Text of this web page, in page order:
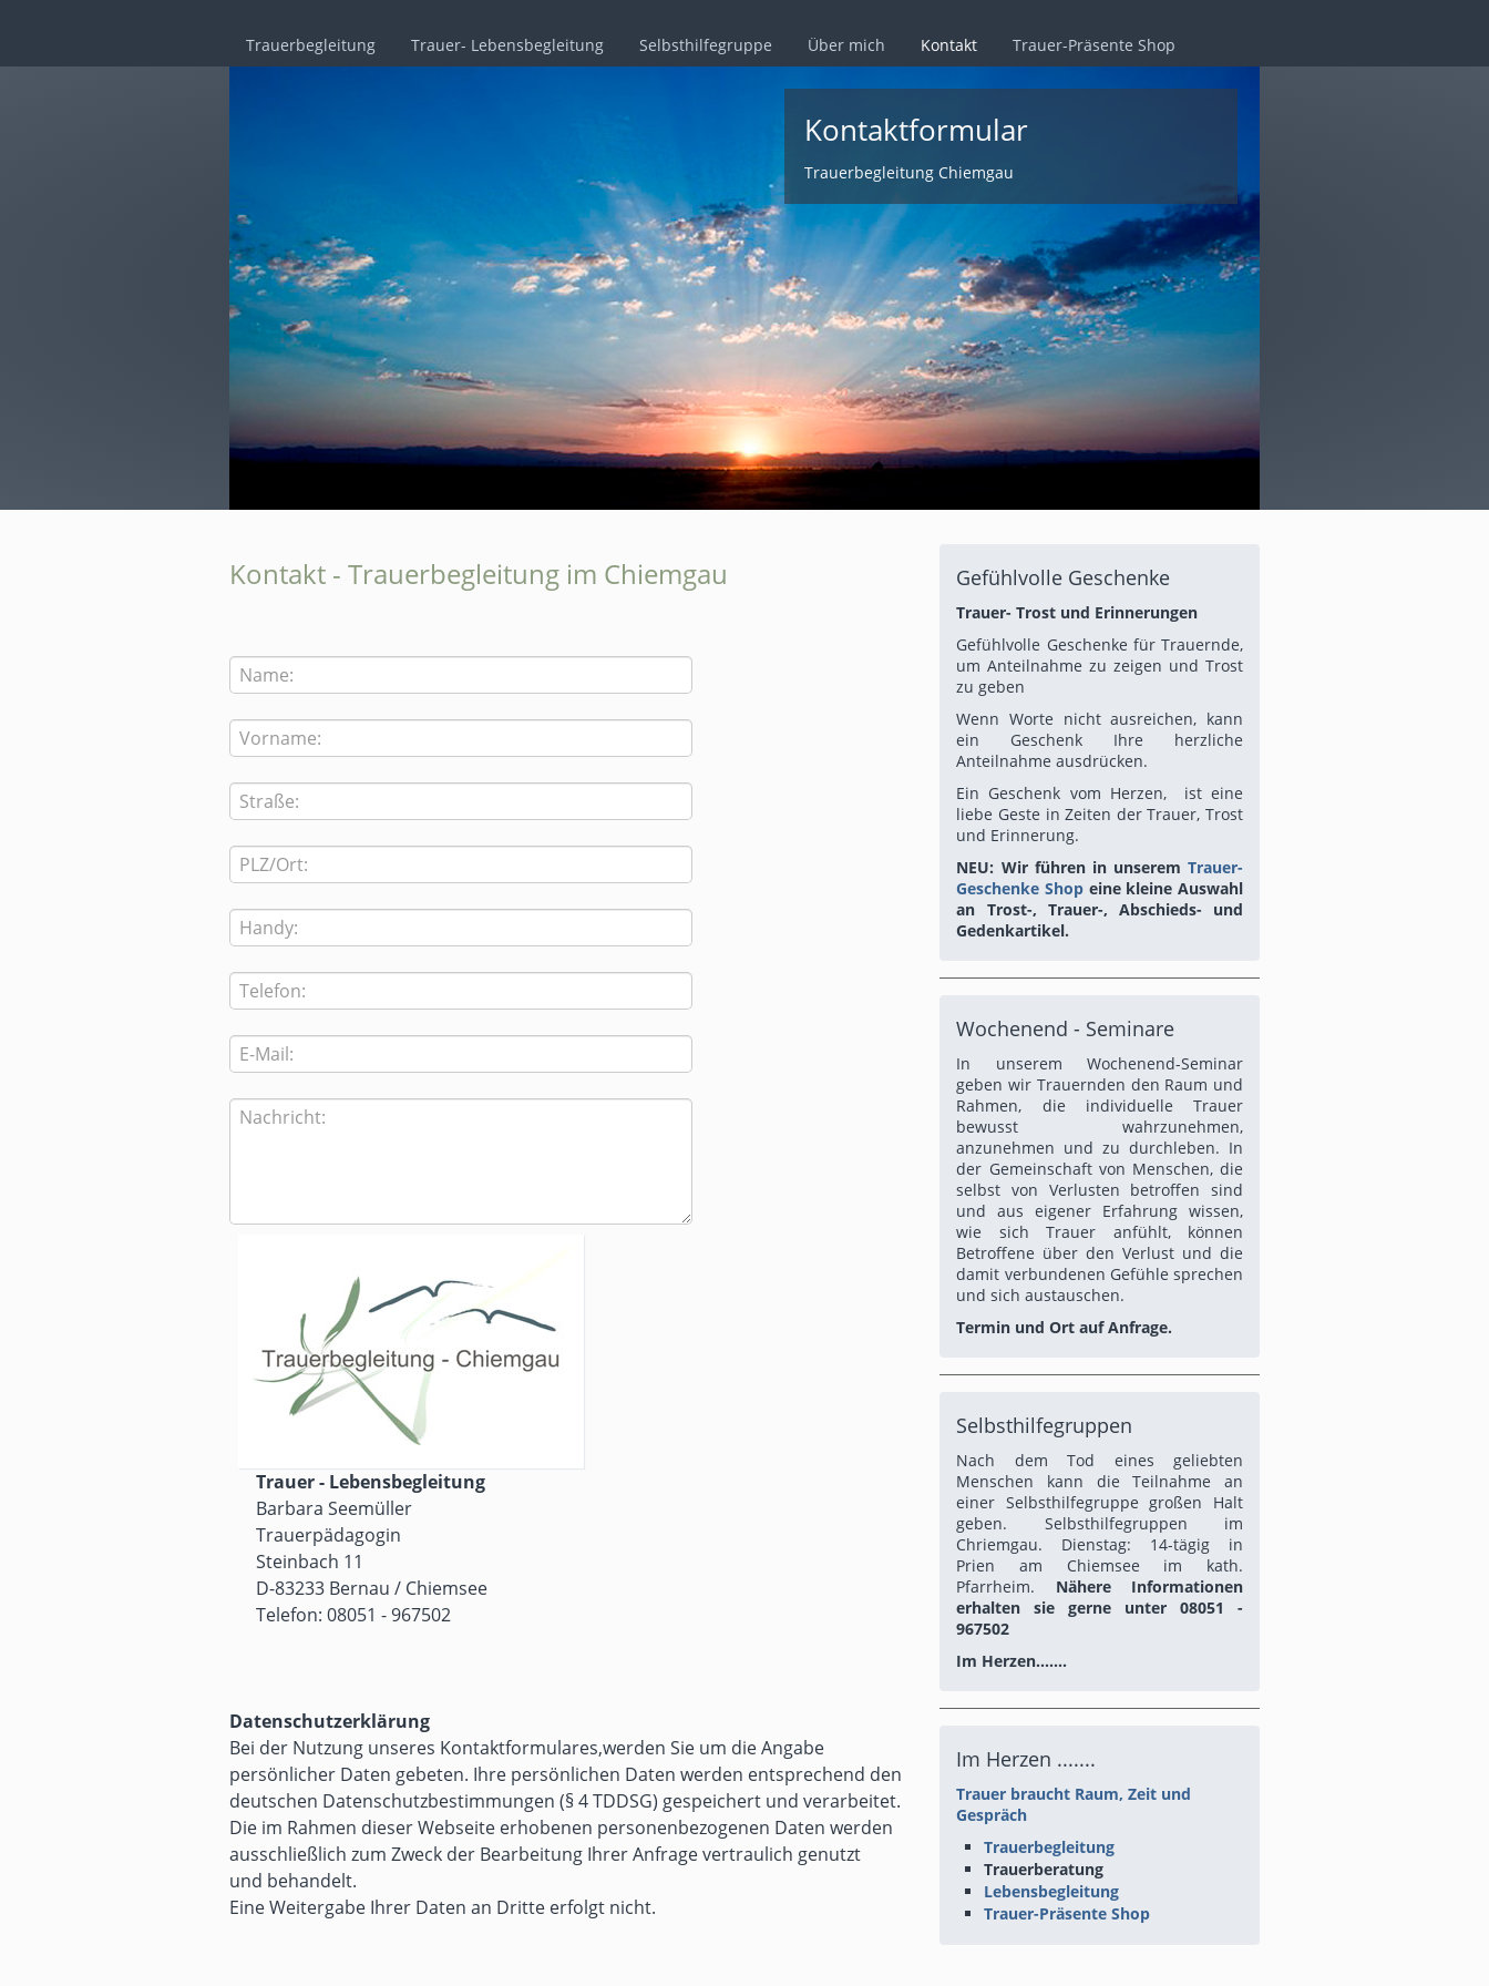
Trauerbegleitung Trauer- Lebensbegleitung Selbsthilfegruppe Über mich Kontakt Trauer-Präsente Shop
Kontaktformular
Trauerbegleitung Chiemgau
Gefühlvolle Geschenke
Trauer- Trost und Erinnerungen
Gefühlvolle Geschenke für Trauernde,
um Anteilnahme zu zeigen und Trost
zu geben
Wenn Worte nicht ausreichen, kann
ein Geschenk Ihre herzliche
Anteilnahme ausdrücken.
Ein Geschenk vom Herzen, ist eine
liebe Geste in Zeiten der Trauer, Trost
und Erinnerung.
NEU: Wir führen in unserem Trauer-
Geschenke Shop eine kleine Auswahl
an Trost-, Trauer-, Abschieds- und
Gedenkartikel.
Wochenend - Seminare
In unserem Wochenend-Seminar
geben wir Trauernden den Raum und
Rahmen, die individuelle Trauer
bewusst wahrzunehmen,
anzunehmen und zu durchleben. In
der Gemeinschaft von Menschen, die
selbst von Verlusten betroffen sind
und aus eigener Erfahrung wissen,
wie sich Trauer anfühlt, können
Betroffene über den Verlust und die
damit verbundenen Gefühle sprechen
und sich austauschen.
Termin und Ort auf Anfrage.
Selbsthilfegruppen
Nach dem Tod eines geliebten
Menschen kann die Teilnahme an
einer Selbsthilfegruppe großen Halt
geben. Selbsthilfegruppen im
Chriemgau. Dienstag: 14-tägig in
Prien am Chiemsee im kath.
Pfarrheim. Nähere Informationen
erhalten sie gerne unter 08051 -
967502
Im Herzen.......
Im Herzen .......
Trauer braucht Raum, Zeit und
Gespräch
Trauerbegleitung
Trauerberatung
Lebensbegleitung
Trauer-Präsente Shop
Kontakt - Trauerbegleitung im Chiemgau
Trauer - Lebensbegleitung
Barbara Seemüller
Trauerpädagogin
Steinbach 11
D-83233 Bernau / Chiemsee
Telefon: 08051 - 967502
Datenschutzerklärung
Bei der Nutzung unseres Kontaktformulares,werden Sie um die Angabe
persönlicher Daten gebeten. Ihre persönlichen Daten werden entsprechend den
deutschen Datenschutzbestimmungen (§ 4 TDDSG) gespeichert und verarbeitet.
Die im Rahmen dieser Webseite erhobenen personenbezogenen Daten werden
ausschließlich zum Zweck der Bearbeitung Ihrer Anfrage vertraulich genutzt
und behandelt.
Eine Weitergabe Ihrer Daten an Dritte erfolgt nicht.